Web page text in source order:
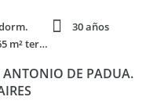
30 años
165 m² terren.
ANTONIO DE PADUA.